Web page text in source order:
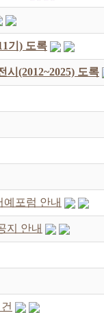
기) 도록
(2012~2025) 도록
예포럼 안내
지 안내